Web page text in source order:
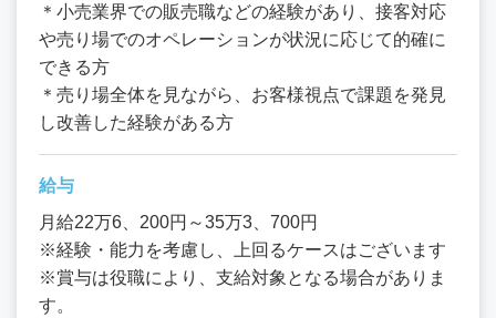
＊小売業界での販売職などの経験があり、接客対応
や売り場でのオペレーションが状況に応じて的確に
できる方
＊売り場全体を見ながら、お客様視点で課題を発見
し改善した経験がある方
給与
月給22万6、200円～35万3、700円
※経験・能力を考慮し、上回るケースはございます
※賞与は役職により、支給対象となる場合がありま
す。